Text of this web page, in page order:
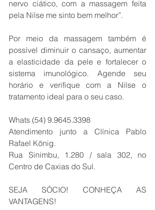
nervo ciático, com a massagem feita
pela Nilse me sinto bem melhor”.
Por meio da massagem também é
possível diminuir o cansaço, aumentar
a elasticidade da pele e fortalecer o
sistema imunológico. Agende seu
horário e verifique com a Nilse o
tratamento ideal para o seu caso.
Whats (54) 9.9645.3398
Atendimento junto a Clínica Pablo
Rafael König.
Rua Sinimbu, 1.280 / sala 302, no
Centro de Caxias do Sul.
SEJA SÓCIO! CONHEÇA AS
VANTAGENS!